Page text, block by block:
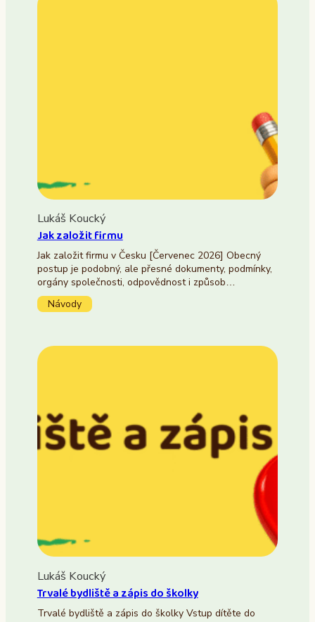
Lukáš Koucký
Jak založit firmu
Jak založit firmu v Česku [Červenec 2026] Obecný
postup je podobný, ale přesné dokumenty, podmínky,
orgány společnosti, odpovědnost i způsob…
Návody
Lukáš Koucký
Trvalé bydliště a zápis do školky
Trvalé bydliště a zápis do školky Vstup dítěte do